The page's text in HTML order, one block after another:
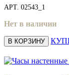
АРТ. 02543_1
Нет в наличии
В КОРЗИНУ